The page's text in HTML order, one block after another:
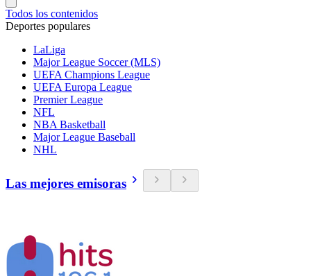
Todos los contenidos
Deportes populares
LaLiga
Major League Soccer (MLS)
UEFA Champions League
UEFA Europa League
Premier League
NFL
NBA Basketball
Major League Baseball
NHL
Las mejores emisoras